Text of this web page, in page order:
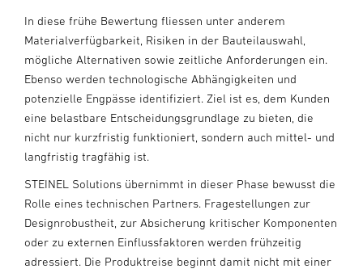
In diese frühe Bewertung fliessen unter anderem
Materialverfügbarkeit, Risiken in der Bauteilauswahl,
mögliche Alternativen sowie zeitliche Anforderungen ein.
Ebenso werden technologische Abhängigkeiten und
potenzielle Engpässe identifiziert. Ziel ist es, dem Kunden
eine belastbare Entscheidungsgrundlage zu bieten, die
nicht nur kurzfristig funktioniert, sondern auch mittel- und
langfristig tragfähig ist.
STEINEL Solutions übernimmt in dieser Phase bewusst die
Rolle eines technischen Partners. Fragestellungen zur
Designrobustheit, zur Absicherung kritischer Komponenten
oder zu externen Einflussfaktoren werden frühzeitig
adressiert. Die Produktreise beginnt damit nicht mit einer